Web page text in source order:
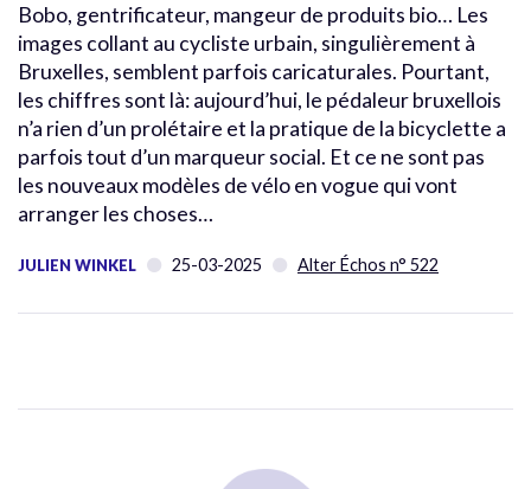
Bobo, gentrificateur, mangeur de produits bio… Les
images collant au cycliste urbain, singulièrement à
Bruxelles, semblent parfois caricaturales. Pourtant,
les chiffres sont là: aujourd’hui, le pédaleur bruxellois
n’a rien d’un prolétaire et la pratique de la bicyclette a
parfois tout d’un marqueur social. Et ce ne sont pas
les nouveaux modèles de vélo en vogue qui vont
arranger les choses…
JULIEN WINKEL 25-03-2025 Alter Échos n° 522